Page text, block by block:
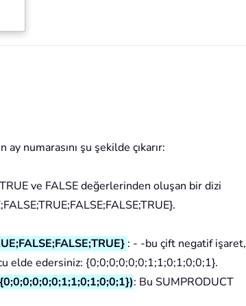
numarasını şu şekilde çıkarır:
ve FALSE değerlerinden oluşan bir dizi
: - -bu çift negatif işaret,
elde edersiniz: {0;0;0;0;0;0;1;1;0;1;0;0;1}.
: Bu SUMPRODUCT